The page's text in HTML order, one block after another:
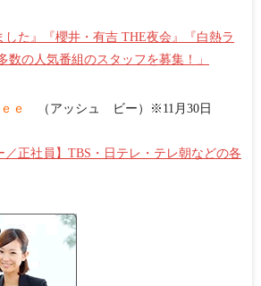
した』『櫻井・有吉 THE夜会』『白熱ラ
数の人気番組のスタッフを募集！」
ｅ
（アッシュ ビー）※11月30日
／正社員】TBS・日テレ・テレ朝などの各